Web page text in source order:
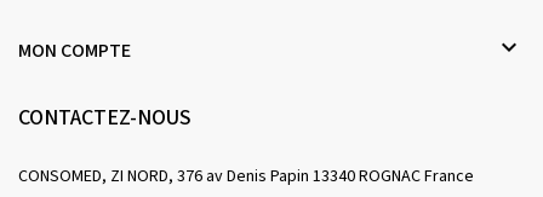
MON COMPTE 
CONTACTEZ-NOUS
CONSOMED, ZI NORD, 376 av Denis Papin 13340 ROGNAC France